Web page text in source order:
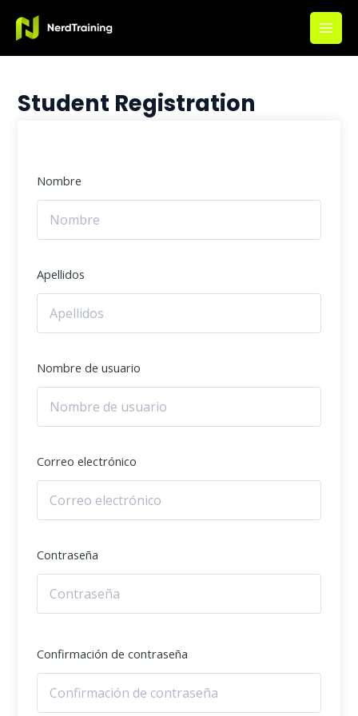
contenido
Main
Student Registration
Nombre
Apellidos
Nombre de usuario
Correo electrónico
Contraseña
Confirmación de contraseña